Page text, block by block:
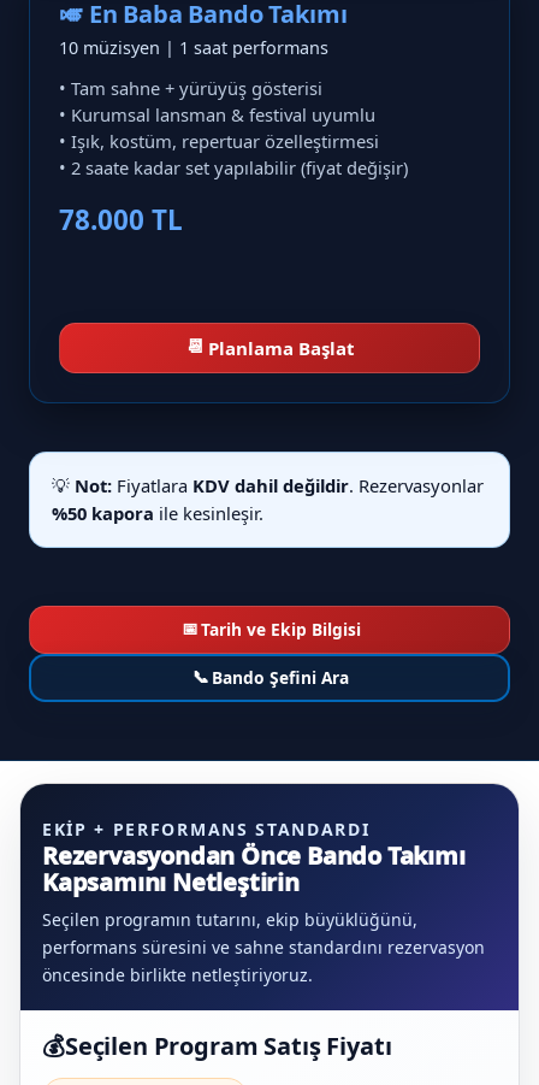
🎺 En Baba Bando Takımı
10 müzisyen | 1 saat performans
• Tam sahne + yürüyüş gösterisi
• Kurumsal lansman & festival uyumlu
• Işık, kostüm, repertuar özelleştirmesi
• 2 saate kadar set yapılabilir (fiyat değişir)
78.000 TL
📆 Planlama Başlat
💡 Not:Fiyatlara KDV dahil değildir. Rezervasyonlar
%50 kapora ile kesinleşir.
📅Tarih ve Ekip Bilgisi
📞 Bando Şefini Ara
EKIP + PERFORMANS STANDARDI
Rezervasyondan Önce Bando Takımı
Kapsamını Netleştirin
Seçilen programın tutarını, ekip büyüklüğünü,
performans süresini ve sahne standardını rezervasyon
öncesinde birlikte netleştiriyoruz.
💰Seçilen Program Satış Fiyatı